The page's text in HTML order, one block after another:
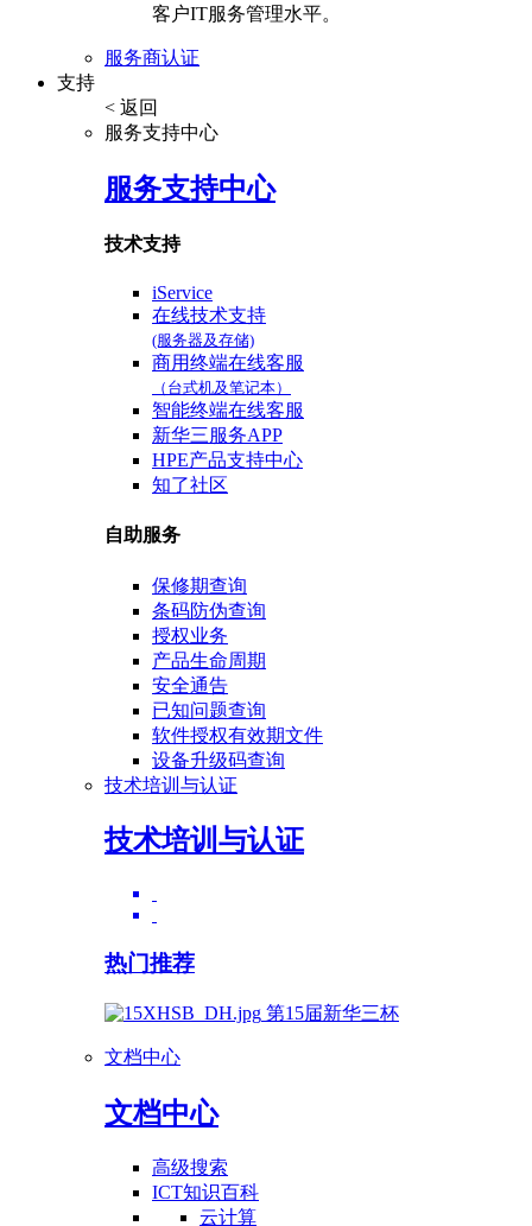
客户IT服务管理水平。
服务商认证
支持
< 返回
服务支持中心
服务支持中心
技术支持
iService
在线技术支持
(服务器及存储)
商用终端在线客服
（台式机及笔记本）
智能终端在线客服
新华三服务APP
HPE产品支持中心
知了社区
自助服务
保修期查询
条码防伪查询
授权业务
产品生命周期
安全通告
已知问题查询
软件授权有效期文件
设备升级码查询
技术培训与认证
技术培训与认证
热门推荐
第15届新华三杯
文档中心
文档中心
高级搜索
ICT知识百科
云计算